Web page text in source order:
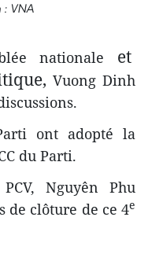
: VNA
nationale
et
Vuong Dinh
ont adopté la
du Parti.
Nguyên Phu
de clôture de ce 4e